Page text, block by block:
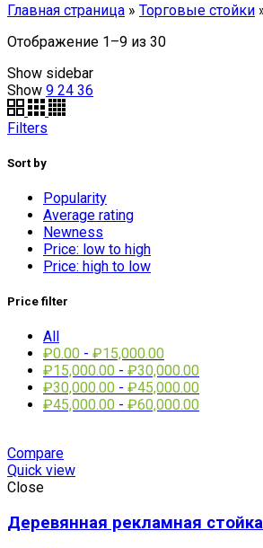
Главная страница » Торговые стойки
Отображение 1–9 из 30
Show sidebar
Show 9 24 36
Filters
Sort by
Popularity
Average rating
Newness
Price: low to high
Price: high to low
Price filter
All
₽0.00 - ₽15,000.00
₽15,000.00 - ₽30,000.00
₽30,000.00 - ₽45,000.00
₽45,000.00 - ₽60,000.00
Compare
Quick view
Close
Деревянная рекламная